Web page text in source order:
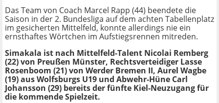
Das Team von Coach Marcel Rapp (44) beendete die
Saison in der 2. Bundesliga auf dem achten Tabellenplatz
im gesicherten Mittelfeld, konnte allerdings nie ein
ernsthaftes Wörtchen im Aufstiegsrennen mitreden.
Simakala ist nach Mittelfeld-Talent Nicolai Remberg
(22) von Preußen Münster, Rechtsverteidiger Lasse
Rosenboom (21) von Werder Bremen II, Aurel Wagbe
(19) aus Wolfsburgs U19 und Abwehr-Hüne Carl
Johansson (29) bereits der fünfte Kiel-Neuzugang für
die kommende Spielzeit.